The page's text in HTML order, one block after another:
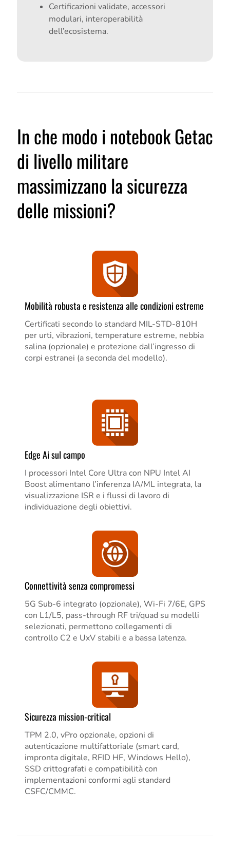
Certificazioni validate, accessori
modulari, interoperabilità
dell’ecosistema.
In che modo i notebook Getac
di livello militare
massimizzano la sicurezza
delle missioni?
Mobilità robusta e resistenza alle condizioni estreme
Certificati secondo lo standard MIL-STD-810H
per urti, vibrazioni, temperature estreme, nebbia
salina (opzionale) e protezione dall’ingresso di
corpi estranei (a seconda del modello).
Edge Ai sul campo
I processori Intel Core Ultra con NPU Intel AI
Boost alimentano l’inferenza IA/ML integrata, la
visualizzazione ISR e i flussi di lavoro di
individuazione degli obiettivi.
Connettività senza compromessi
5G Sub-6 integrato (opzionale), Wi-Fi 7/6E, GPS
con L1/L5, pass-through RF tri/quad su modelli
selezionati, permettono collegamenti di
controllo C2 e UxV stabili e a bassa latenza.
Sicurezza mission-critical
TPM 2.0, vPro opzionale, opzioni di
autenticazione multifattoriale (smart card,
impronta digitale, RFID HF, Windows Hello),
SSD crittografati e compatibilità con
implementazioni conformi agli standard
CSFC/CMMC.